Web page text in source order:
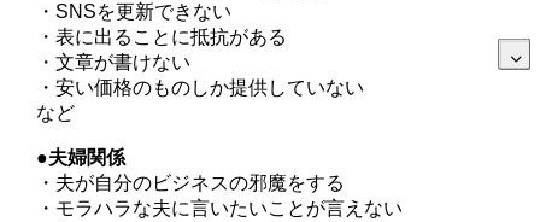
・SNSを更新できない
・表に出ることに抵抗がある
・文章が書けない
・安い価格のものしか提供していない
など
●夫婦関係
・夫が自分のビジネスの邪魔をする
・モラハラな夫に言いたいことが言えない